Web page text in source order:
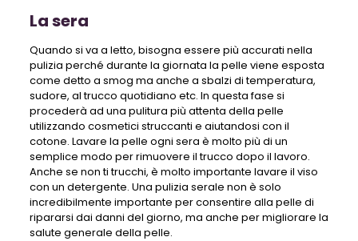
La sera
Quando si va a letto, bisogna essere più accurati nella
pulizia perché durante la giornata la pelle viene esposta
come detto a smog ma anche a sbalzi di temperatura,
sudore, al trucco quotidiano etc. In questa fase si
procederà ad una pulitura più attenta della pelle
utilizzando cosmetici struccanti e aiutandosi con il
cotone. Lavare la pelle ogni sera è molto più di un
semplice modo per rimuovere il trucco dopo il lavoro.
Anche se non ti trucchi, è molto importante lavare il ​​viso
con un detergente. Una pulizia serale non è solo
incredibilmente importante per consentire alla pelle di
ripararsi dai danni del giorno, ma anche per migliorare la
salute generale della pelle.